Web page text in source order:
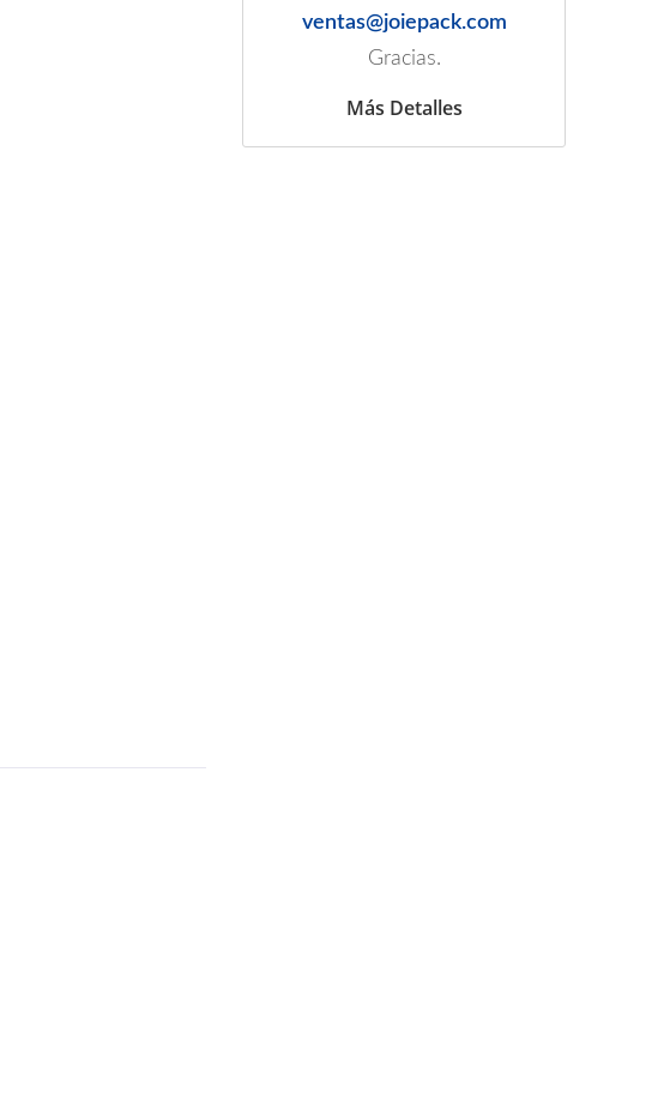
ventas@joiepack.com
Gracias.
Más Detalles